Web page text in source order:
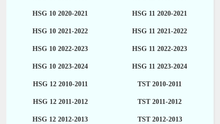
HSG 10 2020-2021 HSG 11 2020-2021
HSG 10 2021-2022 HSG 11 2021-2022
HSG 10 2022-2023 HSG 11 2022-2023
HSG 10 2023-2024 HSG 11 2023-2024
HSG 12 2010-2011 TST 2010-2011
HSG 12 2011-2012 TST 2011-2012
HSG 12 2012-2013 TST 2012-2013